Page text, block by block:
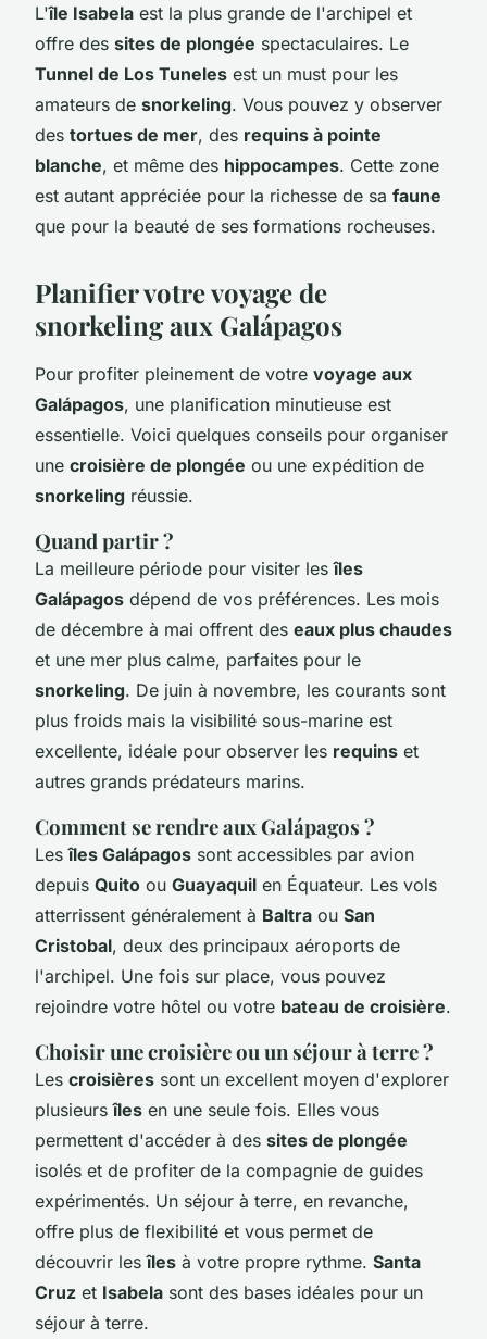
L'île Isabela est la plus grande de l'archipel et
offre des sites de plongée spectaculaires. Le
Tunnel de Los Tuneles est un must pour les
amateurs de snorkeling. Vous pouvez y observer
des tortues de mer, des requins à pointe
blanche, et même des hippocampes. Cette zone
est autant appréciée pour la richesse de sa faune
que pour la beauté de ses formations rocheuses.
Planifier votre voyage de
snorkeling aux Galápagos
Pour profiter pleinement de votre voyage aux
Galápagos, une planification minutieuse est
essentielle. Voici quelques conseils pour organiser
une croisière de plongée ou une expédition de
snorkeling réussie.
Quand partir ?
La meilleure période pour visiter lesîles
Galápagos dépend de vos préférences. Les mois
de décembre à mai offrent des eaux plus chaudes
et une mer plus calme, parfaites pour le
snorkeling. De juin à novembre, les courants sont
plus froids mais la visibilité sous-marine est
excellente, idéale pour observer les requins et
autres grands prédateurs marins.
Comment se rendre aux Galápagos ?
Lesîles Galápagos sont accessibles par avion
depuis Quito ou Guayaquil en Équateur. Les vols
atterrissent généralement à Baltra ou San
Cristobal, deux des principaux aéroports de
l'archipel. Une fois sur place, vous pouvez
rejoindre votre hôtel ou votre bateau de croisière.
Choisir une croisière ou un séjour à terre ?
Les croisières sont un excellent moyen d'explorer
plusieursîles en une seule fois. Elles vous
permettent d'accéder à des sites de plongée
isolés et de profiter de la compagnie de guides
expérimentés. Un séjour à terre, en revanche,
offre plus de flexibilité et vous permet de
découvrir lesîles à votre propre rythme. Santa
Cruz et Isabela sont des bases idéales pour un
séjour à terre.